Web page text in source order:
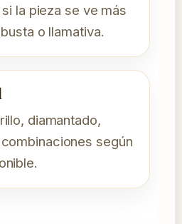
la pieza se ve más
o llamativa.
diamantado,
según